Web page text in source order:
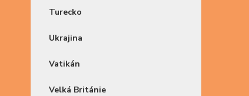
Turecko
Ukrajina
Vatikán
Velká Británie